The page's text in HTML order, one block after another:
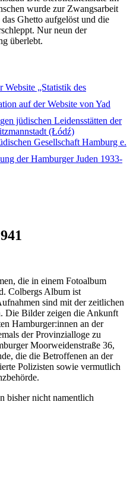
wurde zur Zwangsarbeit
Ghetto aufgelöst und die
Nur neun der
überlebt.
„Statistik des
auf der Website von Yad
jüdischen Leidensstätten der
(Łódź)
Gesellschaft Hamburg e.
der Hamburger Juden 1933-
die in einem Fotoalbum
Colbergs Album ist
sind mit der zeitlichen
Die Bilder zeigen die Ankunft
Hamburger:innen an der
der Provinzialloge zu
Moorweidenstraße 36,
die die Betroffenen an der
Polizisten sowie vermutlich
bisher nicht namentlich